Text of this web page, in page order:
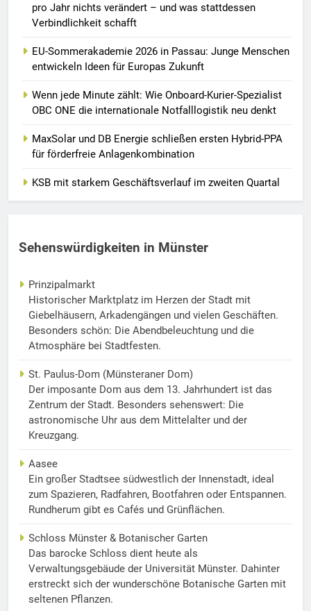
pro Jahr nichts verändert – und was stattdessen
Verbindlichkeit schafft
EU-Sommerakademie 2026 in Passau: Junge Menschen
entwickeln Ideen für Europas Zukunft
Wenn jede Minute zählt: Wie Onboard-Kurier-Spezialist
OBC ONE die internationale Notfalllogistik neu denkt
MaxSolar und DB Energie schließen ersten Hybrid-PPA
für förderfreie Anlagenkombination
KSB mit starkem Geschäftsverlauf im zweiten Quartal
Sehenswürdigkeiten in Münster
Prinzipalmarkt
Historischer Marktplatz im Herzen der Stadt mit
Giebelhäusern, Arkadengängen und vielen Geschäften.
Besonders schön: Die Abendbeleuchtung und die
Atmosphäre bei Stadtfesten.
St. Paulus-Dom (Münsteraner Dom)
Der imposante Dom aus dem 13. Jahrhundert ist das
Zentrum der Stadt. Besonders sehenswert: Die
astronomische Uhr aus dem Mittelalter und der
Kreuzgang.
Aasee
Ein großer Stadtsee südwestlich der Innenstadt, ideal
zum Spazieren, Radfahren, Bootfahren oder Entspannen.
Rundherum gibt es Cafés und Grünflächen.
Schloss Münster & Botanischer Garten
Das barocke Schloss dient heute als
Verwaltungsgebäude der Universität Münster. Dahinter
erstreckt sich der wunderschöne Botanische Garten mit
seltenen Pflanzen.